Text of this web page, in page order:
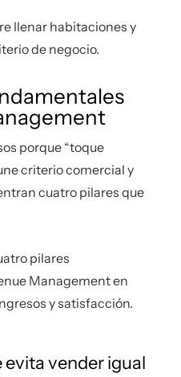
llenar habitaciones y
de negocio.
porque “toque
criterio comercial y
cuatro pilares que
vender igual